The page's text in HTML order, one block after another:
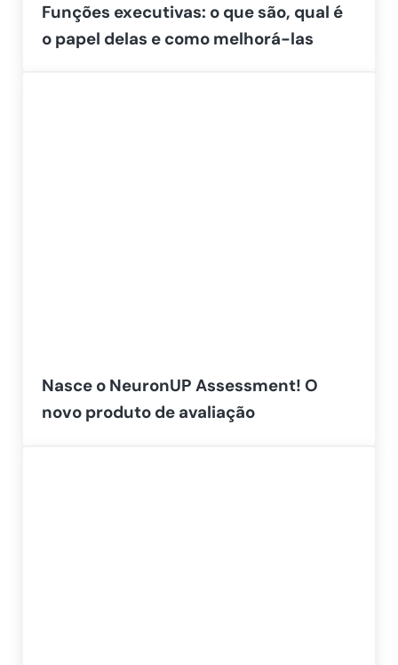
Funções executivas: o que são, qual é
o papel delas e como melhorá-las
Nasce o NeuronUP Assessment! O
novo produto de avaliação